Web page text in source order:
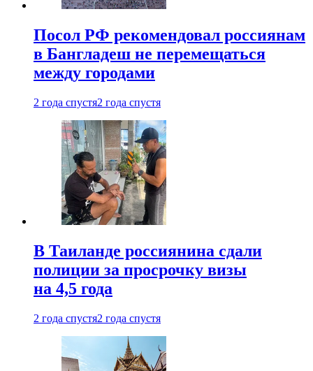
Посол РФ рекомендовал россиянам
в Бангладеш не перемещаться
между городами
2 года спустя2 года спустя
В Таиланде россиянина сдали
полиции за просрочку визы
на 4,5 года
2 года спустя2 года спустя